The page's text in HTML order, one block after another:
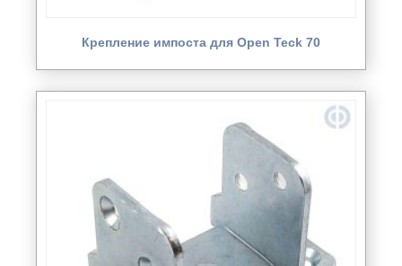
Крепление импоста для Open Teck 70